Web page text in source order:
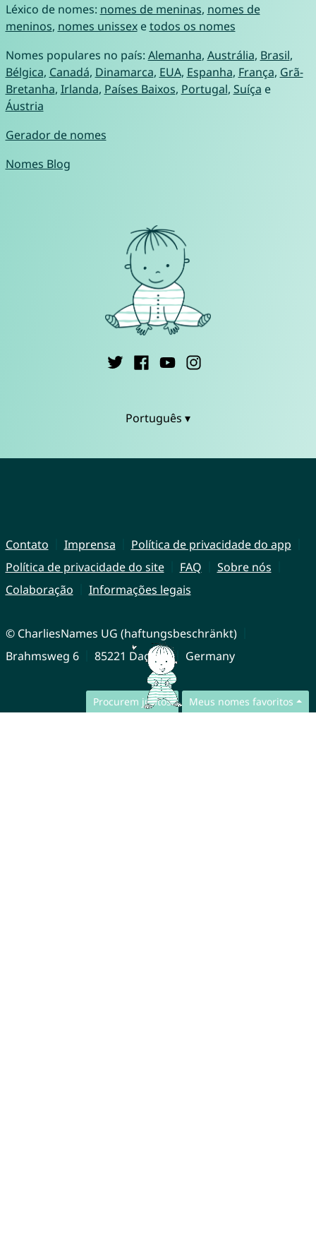
Procurem juntos Meus nomes favoritos
Léxico de nomes: nomes de meninas, nomes de
meninos, nomes unissexetodos os nomes
Nomes populares no país: Alemanha, Austrália, Brasil,
Bélgica, Canadá, Dinamarca, EUA, Espanha, França, Grã-
Bretanha, Irlanda, Países Baixos, Portugal, Suíça e
Áustria
Gerador de nomes
Nomes Blog
Português ▾
Contato Imprensa
Política de privacidade do app
Política de privacidade do site
FAQ
Sobre nós
Colaboração
Informações legais
© CharliesNames UG (haftungsbeschränkt)
Brahmsweg 6
85221 Dachau Germany